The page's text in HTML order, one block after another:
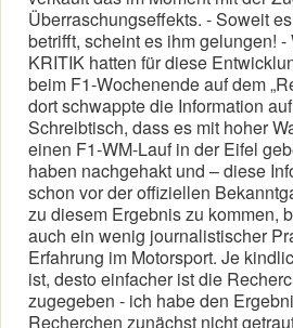
Überraschungseffekts. - Soweit
betrifft, scheint es ihm gelungen! -
KRITIK hatten für diese
beim F1-Wochenende auf dem
dort schwappte die Information
Schreibtisch, dass es mit hoher
einen F1-WM-Lauf in der Eifel
haben nachgehakt und – diese
schon vor der offiziellen
zu diesem Ergebnis zu kommen,
auch ein wenig journalistischer
Erfahrung im Motorsport. Je
ist, desto einfacher ist die
zugegeben - ich habe den
Recherchen zunächst nicht